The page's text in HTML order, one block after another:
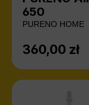
650
PURENO HOME
Cena
360,00 zł